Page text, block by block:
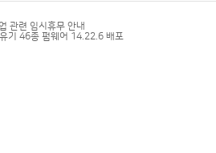
관련 임시휴무 안내
기 46종 펌웨어 14.22.6 배포